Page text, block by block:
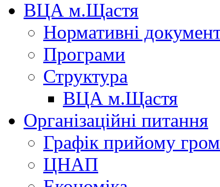
ВЦА м.Щастя
Нормативні
Програми
Структура
ВЦА м.Щастя
Організаційні питання
Графік прийому
ЦНАП